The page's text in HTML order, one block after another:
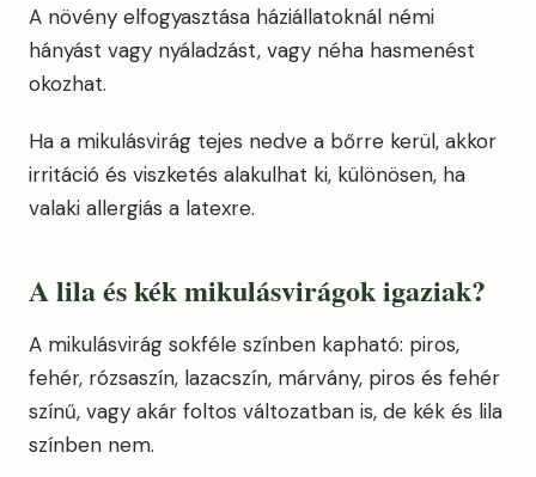
A növény elfogyasztása háziállatoknál némi
hányást vagy nyáladzást, vagy néha hasmenést
okozhat.
Ha a mikulásvirág tejes nedve a bőrre kerül, akkor
irritáció és viszketés alakulhat ki, különösen, ha
valaki allergiás a latexre.
A lila és kék mikulásvirágok igaziak?
A mikulásvirág sokféle színben kapható: piros,
fehér, rózsaszín, lazacszín, márvány, piros és fehér
színű, vagy akár foltos változatban is, de kék és lila
színben nem.